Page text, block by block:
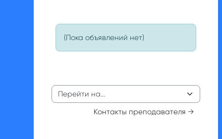
(Пока объявлений нет)
Перейти на...
Контакты преподавателя →